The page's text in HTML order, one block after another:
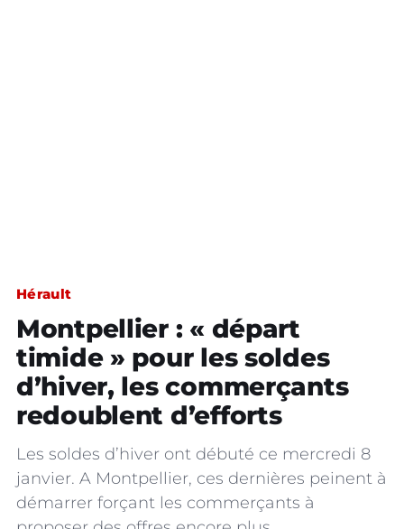
Hérault
Montpellier : « départ
timide » pour les soldes
d’hiver, les commerçants
redoublent d’efforts
Les soldes d’hiver ont débuté ce mercredi 8
janvier. A Montpellier, ces dernières peinent à
démarrer forçant les commerçants à